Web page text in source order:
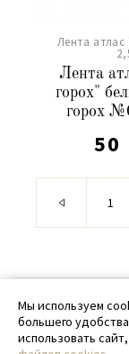
Лента
Лента
горох"
горох
50
Мы используем
большего
использовать